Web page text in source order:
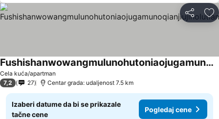
Deli
Cela kuća/apartman
Fushishanwowangmulunohutoniaojugamunoqianjiujinolutianbbqtiyan
Pogledaj cene
7,2 27 Centar grada: udaljenost 7.5 km
Izaberi datume da bi se prikazale
tačne cene
Pogledaj cene